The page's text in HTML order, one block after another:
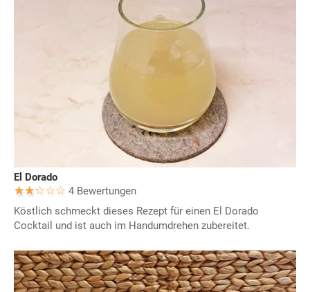
El Dorado
4 Bewertungen
Köstlich schmeckt dieses Rezept für einen El Dorado
Cocktail und ist auch im Handumdrehen zubereitet.